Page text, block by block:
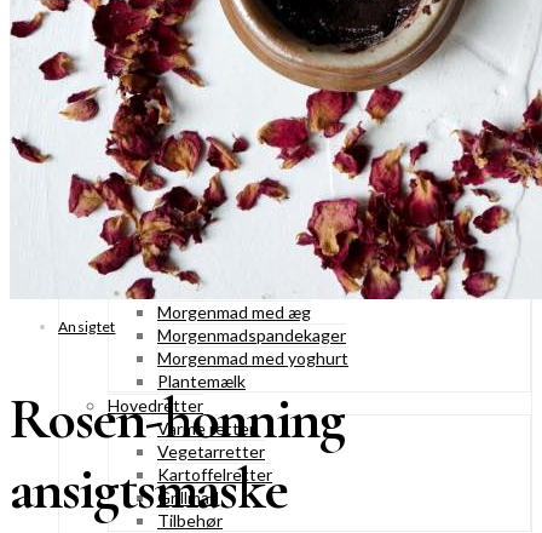
Kager
Æblekager
Skærekager
Søde tærter
Muffins & cupcakes
Gærkager & sammenlagte kager
Konditorkager
Marengskager
Småkager & cookies
Vafler & pandekager
Fastelavnsboller
Morgenmad
Granola & müesli
Morgenmad med æg
Morgenmadspandekager
Morgenmad med yoghurt
Plantemælk
Hovedretter
Varme retter
Vegetarretter
Kartoffelretter
Grillmad
Tilbehør
Ansigtet
Rosen-honning
ansigtsmaske